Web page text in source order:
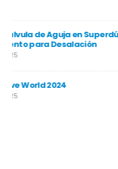
Proyecto MIRFA 2
17 abril, 2025
Proyecto Temane